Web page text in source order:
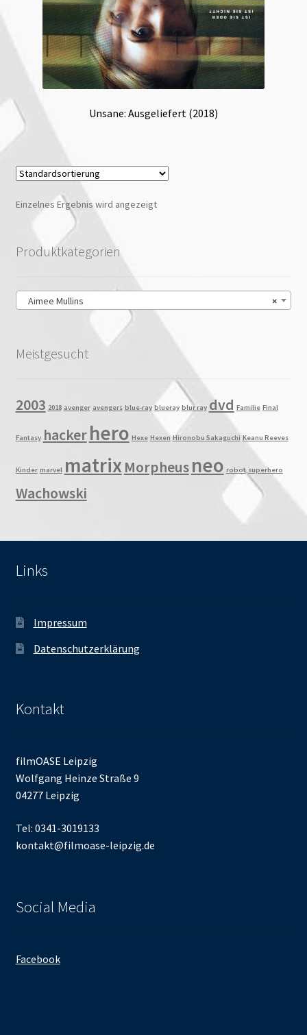
Unsane: Ausgeliefert (2018)
Einzelnes Ergebnis wird angezeigt
Produktkategorien
×
Aimee Mullins
Meistgesucht
2003 2018 avenger avengers blue-ray blueray blur ray dvd Familie Final
Fantasy hackerhero Hexe Hexen Hironobu Sakaguchi Keanu Reeves
Kinder marvel matrixMorpheusneo robot superhero
Wachowski
Links
Impressum
Datenschutzerklärung
Kontakt
filmOASE Leipzig
Wolfgang Heinze Straße 9
04277 Leipzig
Tel: 0341-3019133
kontakt@filmoase-leipzig.de
Social Media
Facebook